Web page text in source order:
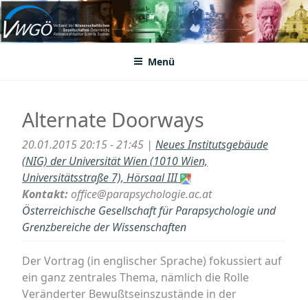
Zum
Inhalt
springenVWGÖ
Federation of Austrian Scientific Societies
Menü
Alternate Doorways
20.01.2015 20:15 - 21:45 | Neues Institutsgebäude
(NIG) der Universität Wien (1010 Wien,
Universitätsstraße 7), Hörsaal III
Kontakt:office@parapsychologie.ac.at
Österreichische Gesellschaft für Parapsychologie und
Grenzbereiche der Wissenschaften
Der Vortrag (in englischer Sprache) fokussiert auf
ein ganz zentrales Thema, nämlich die Rolle
Veränderter Bewußtseinszustände in der